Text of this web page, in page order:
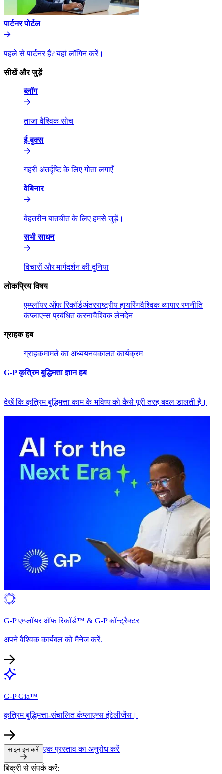
पार्टनर पोर्टल​​
पहले से पार्टनर हैं? यहां लॉगिन करें।​​
सीखें और जुड़ें​​
ब्लॉग​​
ताजा वैश्विक सोच​​
ई-बुक्स​​
गहरी अंतर्दृष्टि के लिए गोता लगाएँ​​
वेबिनार​​
बेहतरीन बातचीत के लिए हमसे जुड़ें।​​
सभी साधन​​
विचारों और मार्गदर्शन की दुनिया​​
लोकप्रिय विषय​​
एम्प्लॉयर ऑफ रिकॉर्ड​​अंतरराष्ट्रीय हायरिंग​​वैश्विक व्यापार रणनीति​​
कंप्लाएन्स प्रबंधित करना​​वैश्विक लेनदेन​​
ग्राहक हब​​
ग्राहक​​मामले का अध्ययन​​वकालत कार्यक्रम​​
G-P कृत्रिम बुद्धिमत्ता ज्ञान हब​​
देखें कि कृत्रिम बुद्धिमत्ता काम के भविष्य को कैसे पूरी तरह बदल डालती है।​​
G-P एम्प्लॉयर ऑफ रिकॉर्ड™ & G-P कॉन्ट्रैक्टर​​
अपने वैश्विक कार्यबल को मैनेज करें.​​
G-P Gia™​​
कृत्रिम बुद्धिमत्ता-संचालित कंप्लाएन्स इंटेलीजेंस।​​
साइन इन करें​​ एक प्रस्ताव का अनुरोध करें​​
बिक्री से संपर्क करें:​​